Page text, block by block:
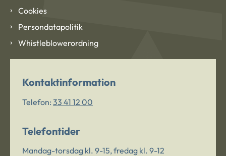
Cookies
Persondatapolitik
Whistleblowerordning
Kontaktinformation
Telefon: 33 41 12 00
Telefontider
Mandag-torsdag kl. 9-15, fredag kl. 9-12